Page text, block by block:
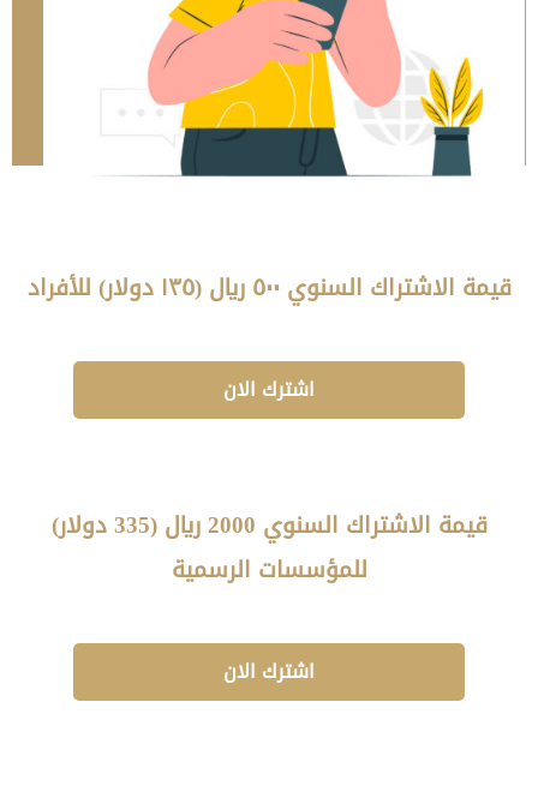
قيمة الاشتراك السنوي ٥٠٠ ريال (١٣٥ دولار) للأفراد
اشترك الان
قيمة الاشتراك السنوي 2000 ريال (335 دولار)
للمؤسسات الرسمية
اشترك الان